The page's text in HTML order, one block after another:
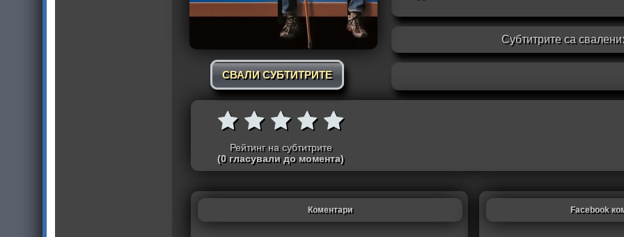
СВАЛИ СУБТИТРИТЕ
Субтитрите са
Рейтинг на субтитрите
(0 гласували до момента)
Коментари Facebook